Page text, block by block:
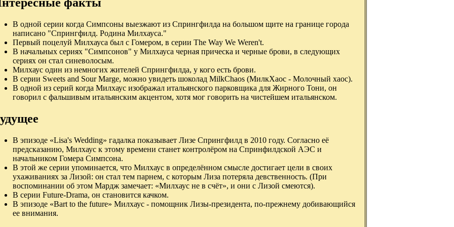
факты
В одной серии когда Симпсоны выезжают из Спрингфилда на большом щите на границе города
написано "Спрингфилд. Родина Милхауса."
Первый поцелуй Милхауса был с Гомером, в серии The Way We Weren't.
В начальных сериях "Симпсонов" у Милхауса черная прическа и черные брови, в следующих
сериях он стал синеволосым.
Милхаус один из немногих жителей Спрингфилда, у кого есть брови.
В серии Sweets and Sour Marge, можно увидеть шоколад MilkChaos (МилкХаос - Молочный хаос).
В одной из серий когда Милхаус изображал итальянского парковщика для Жирного Тони, он
говорил с фальшивым итальянским акцентом, хотя мог говорить на чистейшем итальянском.
В эпизоде «Lisa's Wedding» гадалка показывает Лизе Спрингфилд в 2010 году. Согласно её
предсказанию, Милхаус к этому времени станет контролёром на Спринфилдской АЭС и
начальником Гомера Симпсона.
В этой же серии упоминается, что Милхаус в определённом смысле достигает цели в своих
ухаживаниях за Лизой: он стал тем парнем, с которым Лиза потеряла девственность. (При
воспоминании об этом Мардж замечает: «Милхаус не в счёт», и они с Лизой смеются).
В серии Future-Drama, он становится качком.
В эпизоде «Bart to the future» Милхаус - помощник Лизы-президента, по-прежнему добивающийся
ее внимания.